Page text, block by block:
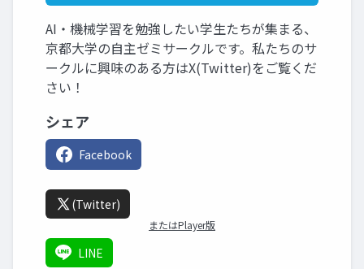
AI・機械学習を勉強したい学生たちが集まる、
京都大学の自主ゼミサークルです。私たちのサ
ークルに興味のある方はX(Twitter)をご覧くだ
さい！
シェア
Facebook
(Twitter)
またはPlayer版
LINE